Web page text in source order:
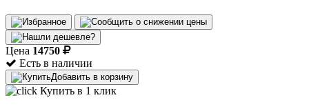
Цена 14750
Есть в наличии
Добавить в корзину
Купить в 1 клик